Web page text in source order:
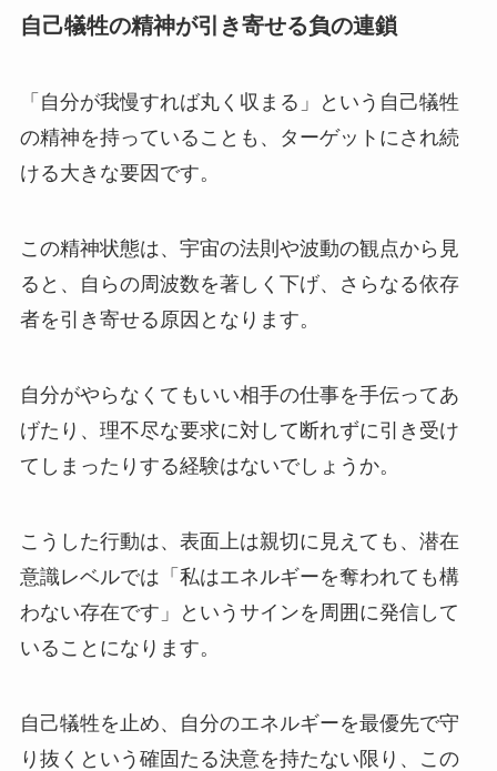
自己犠牲の精神が引き寄せる負の連鎖
「自分が我慢すれば丸く収まる」という自己犠牲
の精神を持っていることも、ターゲットにされ続
ける大きな要因です。
この精神状態は、宇宙の法則や波動の観点から見
ると、自らの周波数を著しく下げ、さらなる依存
者を引き寄せる原因となります。
自分がやらなくてもいい相手の仕事を手伝ってあ
げたり、理不尽な要求に対して断れずに引き受け
てしまったりする経験はないでしょうか。
こうした行動は、表面上は親切に見えても、潜在
意識レベルでは「私はエネルギーを奪われても構
わない存在です」というサインを周囲に発信して
いることになります。
自己犠牲を止め、自分のエネルギーを最優先で守
り抜くという確固たる決意を持たない限り、この